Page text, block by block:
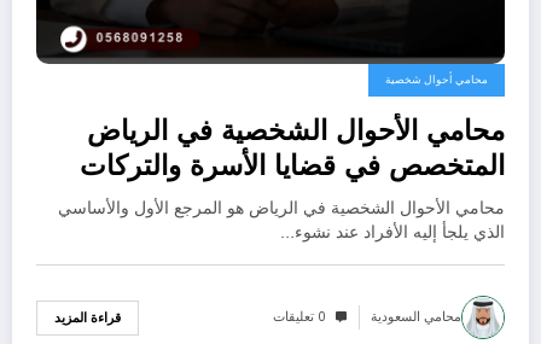
محامي أحوال شخصية
محامي الأحوال الشخصية في الرياض
المتخصص في قضايا الأسرة والتركات
لعام 2026
​محامي الأحوال الشخصية في الرياض هو المرجع الأول والأساسي
الذي يلجأ إليه الأفراد عند نشوء…
محامي السعودية 0 تعليقات قراءة المزيد